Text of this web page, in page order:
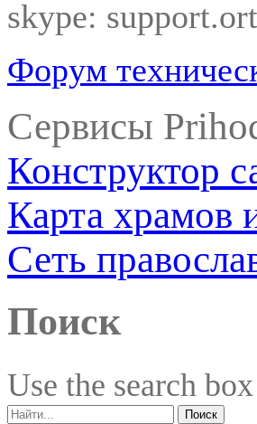
skype:
Форум
Сервисы
Конструктор
Карта храмов
Сеть
Поиск
Use the search